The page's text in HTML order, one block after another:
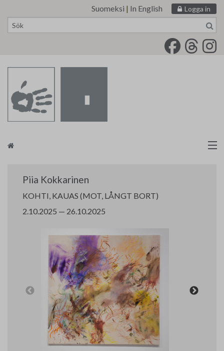
Suomeksi | In English Logga in
Kontakt
Piia Kokkarinen
KOHTI, KAUAS (MOT, LÅNGT BORT)
2.10.2025 — 26.10.2025